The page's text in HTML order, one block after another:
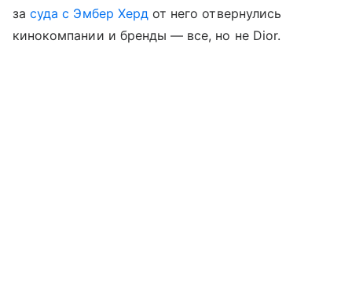
засуда с Эмбер Хердот него отвернулись
кинокомпании и бренды — все, но не Dior.